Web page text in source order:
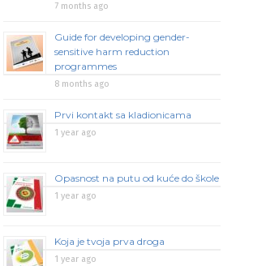
7 months ago
Guide for developing gender-
sensitive harm reduction
programmes
8 months ago
Prvi kontakt sa kladionicama
1 year ago
Opasnost na putu od kuće do škole
1 year ago
Koja je tvoja prva droga
1 year ago